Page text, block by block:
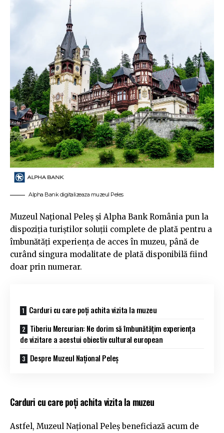
Alpha Bank digitalizeaza muzeul Peles
Muzeul Național Peleș și Alpha Bank România pun la
dispoziția turiștilor soluții complete de plată pentru a
îmbunătăți experiența de acces în muzeu, până de
curând singura modalitate de plată disponibilă fiind
doar prin numerar.
Carduri cu care poți achita vizita la muzeu
Tiberiu Mercurian: Ne dorim să îmbunătățim experiența
de vizitare a acestui obiectiv cultural european
Despre Muzeul Național Peleș
Carduri cu care poți achita vizita la muzeu
Astfel, Muzeul Național Peleș beneficiază acum de